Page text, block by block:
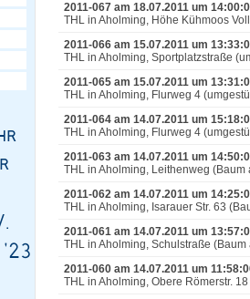
2011-067 am 18.07.2011 um
THL in Aholming, Höhe Kühmoos
2011-066 am 15.07.2011 um
THL in Aholming, Sportplatzstraße
2011-065 am 15.07.2011 um
THL in Aholming, Flurweg 4
2011-064 am 14.07.2011 um
THL in Aholming, Flurweg 4
2011-063 am 14.07.2011 um
THL in Aholming, Leithenweg (Baum
2011-062 am 14.07.2011 um
THL in Aholming, Isarauer Str. 63
2011-061 am 14.07.2011 um
THL in Aholming, Schulstraße
2011-060 am 14.07.2011 um
THL in Aholming, Obere Römerstr.